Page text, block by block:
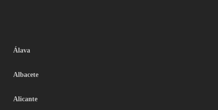
Álava
Albacete
Alicante